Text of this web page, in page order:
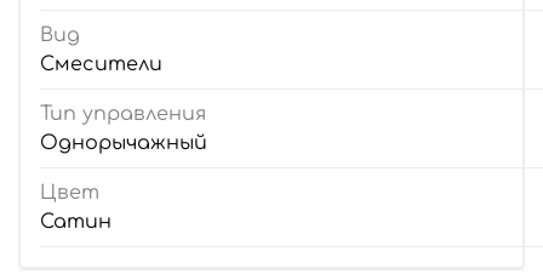
Вид
Смесители
Тип управления
Однорычажный
Цвет
Сатин